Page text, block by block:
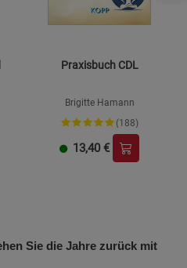
Praxisbuch CDL
Brigitte Hamann
(188)
13,40 €
Sie die Jahre zurück mit